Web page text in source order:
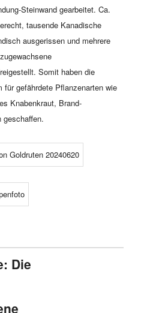
Steinwand gearbeitet. Ca.
tausende Kanadische
ausgerissen und mehrere
Somit haben die
für gefährdete Pflanzenarten wie
Knabenkraut, Brand-
geschaffen.
Die